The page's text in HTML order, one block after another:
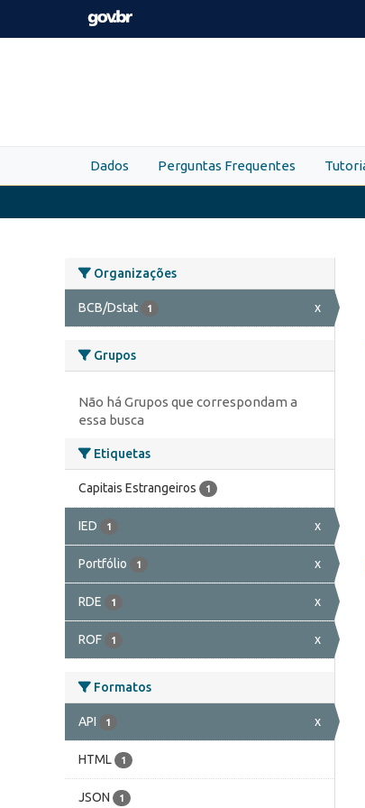
Skip to main content
Dados Perguntas Frequentes
Organizações
BCB/Dstat 1 x
Grupos
Não há Grupos que correspondam a
essa busca
Etiquetas
Capitais Estrangeiros 1
IED 1 x
Portfólio 1 x
RDE 1 x
ROF 1 x
Formatos
API 1 x
HTML 1
JSON 1